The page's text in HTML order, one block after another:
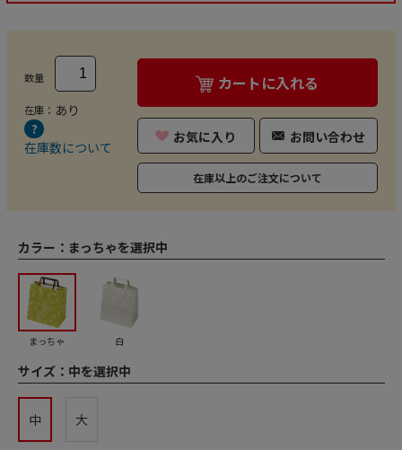
数量
在庫： あり
在庫数について
カートに入れる
お気に入り お問い合わせ
在庫以上のご注文について
カラー： まっちゃを選択中
まっちゃ 白
サイズ： 中を選択中
中 大